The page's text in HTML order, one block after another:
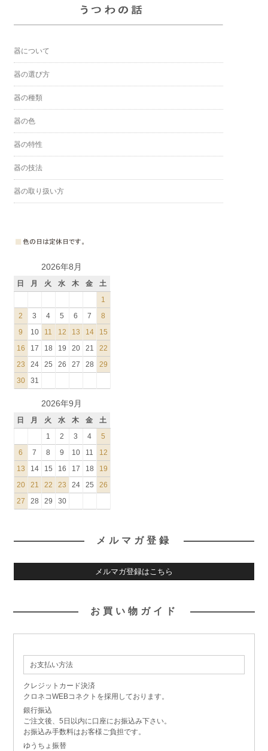
器について
器の選び方
器の種類
器の色
器の特性
器の技法
器の取り扱い方
2026年8月
日 月 火 水 木 金
土
1
2
3 4 5 6 7
8
9
10 11 12 13 14
15
16
17 18 19 20 21
22
23
24 25 26 27 28
29
30
31
2026年9月
日 月 火 水 木 金
土
1
2 3 4
5
6
7 8 9 10 11
12
13
14 15 16 17 18
19
20
21 22 23 24 25
26
27
28 29 30
メルマガ登録
メルマガ登録はこちら
お買い物ガイド
お支払い方法
クレジットカード決済
クロネコWEBコネクトを採用しております。
銀行振込
ご注文後、5日以内に口座にお振込み下さい。
お振込み手数料はお客様ご負担です。
ゆうちょ振替